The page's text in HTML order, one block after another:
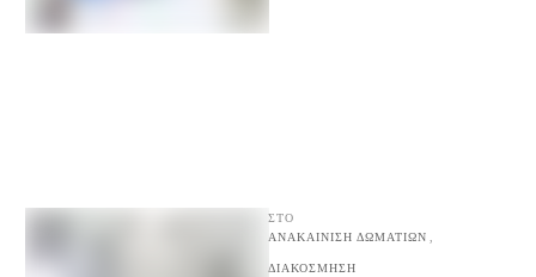
ΣΤΟ
ΑΝΑΚΑΙΝΙΣΗ ΔΩΜΑΤΙΩΝ
ΔΙΑΚΟΣΜΗΣΗ